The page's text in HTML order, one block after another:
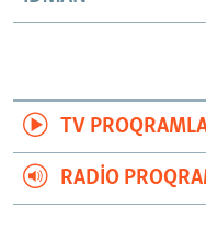
TV
RADIO